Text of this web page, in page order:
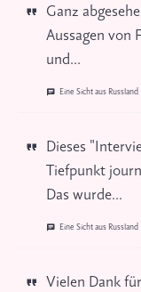
Ganz
Aussagen von
und...
Eine Sicht aus Russland
Dieses
Tiefpunkt
Das wurde...
Eine Sicht aus Russland
Vielen Dank